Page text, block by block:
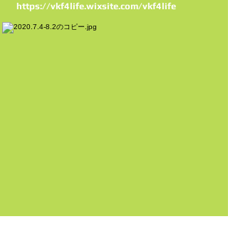
https://vkf4life.wixsite.com/vkf4life